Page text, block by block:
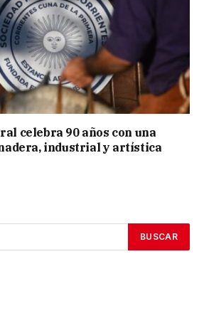
celebra 90 años con una
industrial y artística